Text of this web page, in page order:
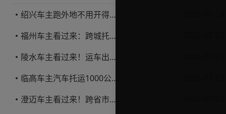
绍兴车主跑外地不用开得累？这份汽车托运实用指南收好不亏
福州车主看过来：跨城托运1000公里，这笔账要怎么算才不亏
陵水车主看过来！运车出岛一千公里，这笔账得这么算
临高车主汽车托运1000公里省钱避坑指南
澄迈车主看过来！跨省市托运私家车，这些账得算明白